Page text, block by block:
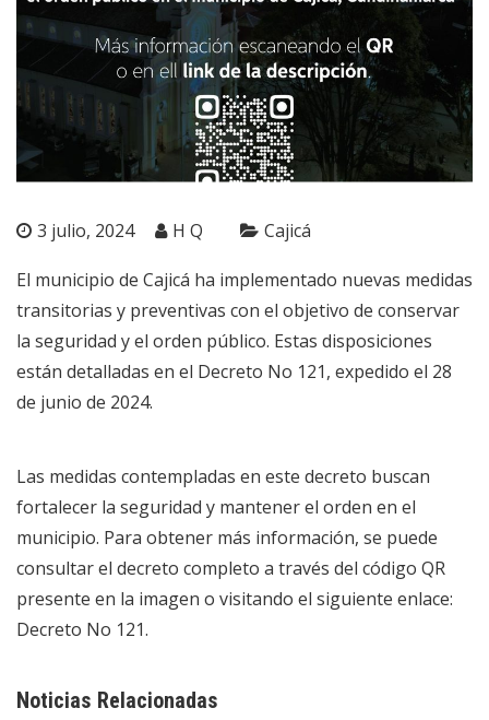
3 julio, 2024 H Q Cajicá
El municipio de Cajicá ha implementado nuevas medidas
transitorias y preventivas con el objetivo de conservar
la seguridad y el orden público. Estas disposiciones
están detalladas en el Decreto No 121, expedido el 28
de junio de 2024.
Las medidas contempladas en este decreto buscan
fortalecer la seguridad y mantener el orden en el
municipio. Para obtener más información, se puede
consultar el decreto completo a través del código QR
presente en la imagen o visitando el siguiente enlace:
Decreto No 121.
Noticias Relacionadas